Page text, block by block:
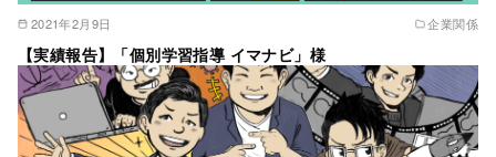
2021年2月9日 企業関係
【実績報告】「個別学習指導 イマナビ」様